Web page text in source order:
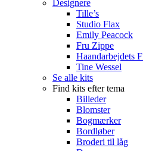
Designere
Tille’s
Studio Flax
Emily Peacock
Fru Zippe
Haandarbejdets
Tine Wessel
Se alle kits
Find kits efter tema
Billeder
Blomster
Bogmærker
Bordløber
Broderi til låg